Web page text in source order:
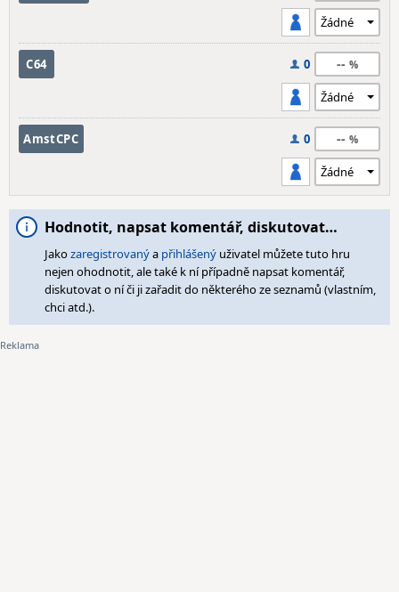
C64 0 --
AmstCPC 0 --
Hodnotit, napsat komentář, diskutovat…
Jakozaregistrovanýa přihlášený uživatel můžete tuto hru
nejen ohodnotit, ale také k ní případně napsat komentář,
diskutovat o ní či ji zařadit do některého ze seznamů (vlastním,
chci atd.).